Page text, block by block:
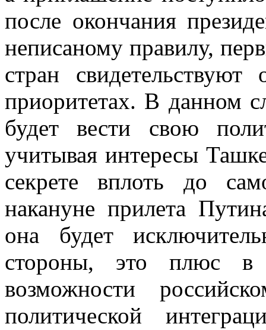
после окончания
неписаному правилу,
стран
приоритетах. В данном
будет вести свою
учитывая интересы
секрете вплоть до
накануне прилета
она будет
стороны, это плюс в
возможности
политической